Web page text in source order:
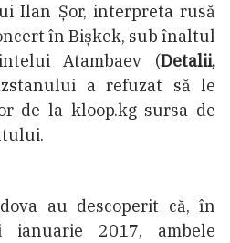
Ilan Șor, interpreta rusă
în Bișkek, sub înaltul
Atambaev (Detalii,
a refuzat să le
de la kloop.kg sursa de
au descoperit că, în
ianuarie 2017, ambele